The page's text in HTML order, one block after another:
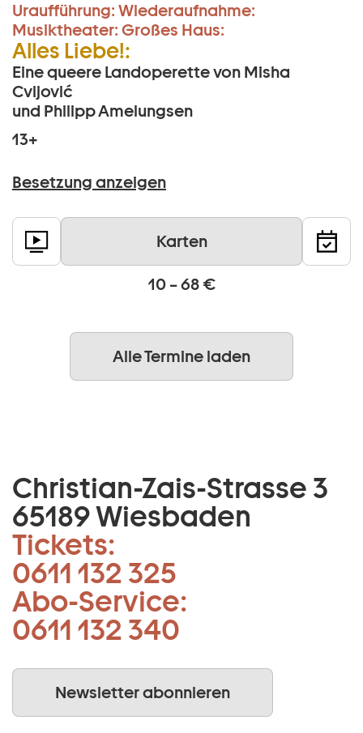
Uraufführung: Wiederaufnahme:
Musiktheater: Großes Haus:
Alles Liebe!:
Eine queere Landoperette von Misha
Cvijović
und Philipp Amelungsen
13+
Besetzung anzeigen
Karten
10 – 68 €
Alle Termine laden
Christian-Zais-Strasse 3
65189 Wiesbaden
Tickets:
0611 132 325
Abo-Service:
0611 132 340
Newsletter abonnieren